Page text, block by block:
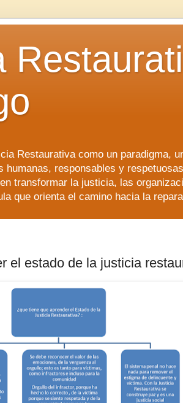
Restaurativa como un paradigma,
humanas, responsables y
transformar la justicia, las
que orienta el camino hacia la
el estado de la justicia